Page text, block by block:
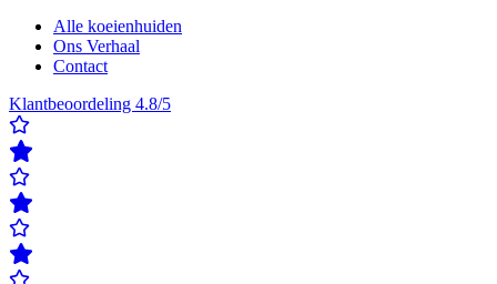
Alle koeienhuiden
Ons Verhaal
Contact
Klantbeoordeling 4.8/5